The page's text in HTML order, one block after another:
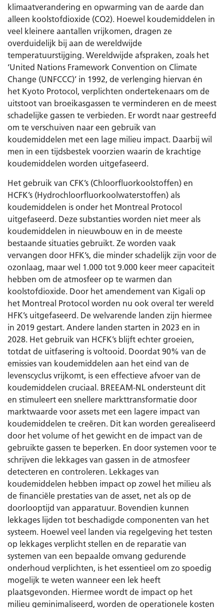
klimaatverandering en opwarming van de aarde dan
alleen koolstofdioxide (CO2). Hoewel koudemiddelen in
veel kleinere aantallen vrijkomen, dragen ze
overduidelijk bij aan de wereldwijde
temperatuurstijging. Wereldwijde afspraken, zoals het
‘United Nations Framework Convention on Climate
Change (UNFCCC)’ in 1992, de verlenging hiervan én
het Kyoto Protocol, verplichten ondertekenaars om de
uitstoot van broeikasgassen te verminderen en de meest
schadelijke gassen te verbieden. Er wordt naar gestreefd
om te verschuiven naar een gebruik van
koudemiddelen met een lage milieu impact. Daarbij wil
men in een tijdsbestek voorzien waarin de krachtige
koudemiddelen worden uitgefaseerd.
Het gebruik van CFK’s (Chloorfluorkoolstoffen) en
HCFK’s (Hydrochloorfluorkoolwaterstoffen) als
koudemiddelen is onder het Montreal Protocol
uitgefaseerd. Deze substanties worden niet meer als
koudemiddelen in nieuwbouw en in de meeste
bestaande situaties gebruikt. Ze worden vaak
vervangen door HFK’s, die minder schadelijk zijn voor de
ozonlaag, maar wel 1.000 tot 9.000 keer meer capaciteit
hebben om de atmosfeer op te warmen dan
koolstofdioxide. Door het amendement van Kigali op
het Montreal Protocol worden nu ook overal ter wereld
HFK’s uitgefaseerd. De welvarende landen zijn hiermee
in 2019 gestart. Andere landen starten in 2023 en in
2028. Het gebruik van HCFK’s blijft echter groeien,
totdat de uitfasering is voltooid. Doordat 90% van de
emissies van koudemiddelen aan het eind van de
levenscyclus vrijkomt, is een effectieve afvoer van de
koudemiddelen cruciaal. BREEAM-NL ondersteunt dit
en stimuleert een snellere markttransformatie door
marktwaarde voor assets met een lagere impact van
koudemiddelen te creëren. Dit kan worden gerealiseerd
door het volume of het gewicht en de impact van de
gebruikte gassen te beperken. En door systemen voor te
schrijven die lekkages van gassen in de atmosfeer
detecteren en controleren. Lekkages van
koudemiddelen hebben impact op zowel het milieu als
de financiële prestaties van de asset, net als op de
doorlooptijd van apparatuur. Bovendien kunnen
lekkages lijden tot beschadigde componenten van het
systeem. Hoewel veel landen via regelgeving het testen
op lekkages verplicht stellen en de reparatie van
systemen van een bepaalde omvang gedurende
onderhoud verplichten, is het essentieel om zo spoedig
mogelijk te weten wanneer een lek heeft
plaatsgevonden. Hiermee wordt de impact op het
milieu geminimaliseerd, worden de operationele kosten